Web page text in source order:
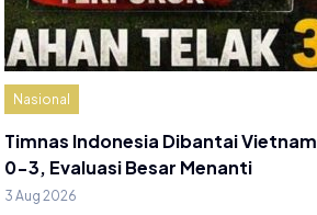
Nasional
Timnas Indonesia Dibantai Vietnam
0-3, Evaluasi Besar Menanti
3 Aug 2026